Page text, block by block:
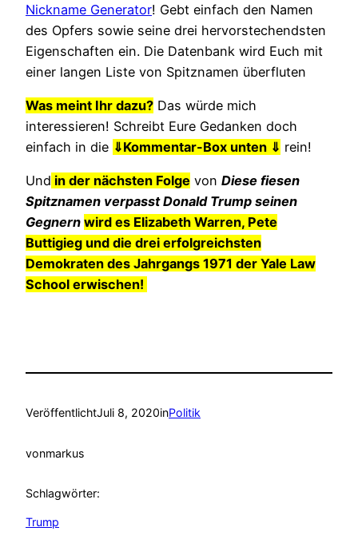
Nickname Generator! Gebt einfach den Namen
des Opfers sowie seine drei hervorstechendsten
Eigenschaften ein. Die Datenbank wird Euch mit
einer langen Liste von Spitznamen überfluten
Was meint Ihr dazu? Das würde mich
interessieren! Schreibt Eure Gedanken doch
einfach in die ⇓Kommentar-Box unten ⇓ rein!
Und in der nächsten Folge von Diese fiesen
Spitznamen verpasst Donald Trump seinen
Gegnern wird es Elizabeth Warren, Pete
Buttigieg und die drei erfolgreichsten
Demokraten des Jahrgangs 1971 der Yale Law
School erwischen!
VeröffentlichtJuli 8, 2020inPolitik
vonmarkus
Schlagwörter:
Trump